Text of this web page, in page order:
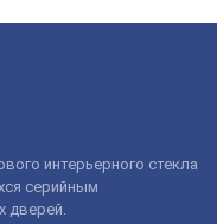
интерьерного стекла
серийным
дверей.